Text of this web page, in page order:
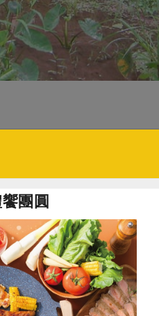
姊妹紛紛換上雨靴，在風雨
儘管天冷潮濕，它們仍在風
兼飽食終日（吃了好多合作
昏沉。幸好一路上大家熱心
，另一人堅持用她溫暖的手
團圓